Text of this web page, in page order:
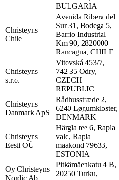
BULGARIA
Christeyns
Chile
Avenida Ribera del
Sur 31, Bodega 5,
Barrio Industrial
Km 90, 2820000
Rancagua, CHILE
Christeyns
s.r.o.
Vitovská 453/7,
742 35 Odry,
CZECH
REPUBLIC
Christeyns
Danmark ApS
Rådhusstræde 2,
6240 Løgumkloster,
DENMARK
Christeyns
Eesti OÜ
Härgla tee 6, Rapla
vald, Rapla
maakond 79633,
ESTONIA
Oy Christeyns
Nordic Ab
Pitkämäenkatu 4 B,
20250 Turku,